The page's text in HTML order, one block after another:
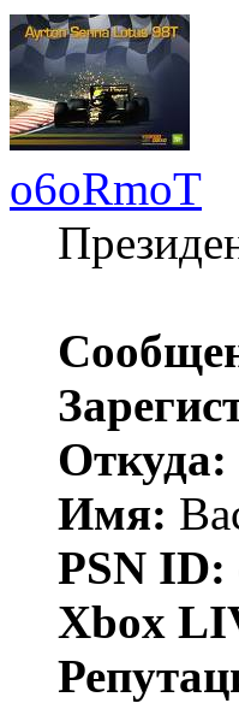
o6oRmoT
Откуда:
Имя:
PSN ID:
Xbox